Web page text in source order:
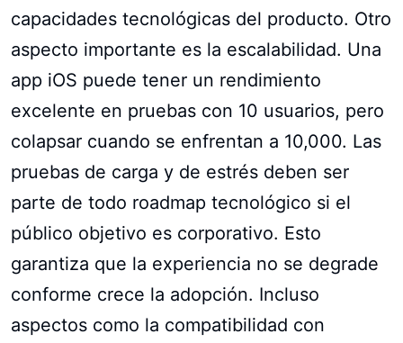
capacidades tecnológicas del producto. Otro
aspecto importante es la escalabilidad. Una
app iOS puede tener un rendimiento
excelente en pruebas con 10 usuarios, pero
colapsar cuando se enfrentan a 10,000. Las
pruebas de carga y de estrés deben ser
parte de todo roadmap tecnológico si el
público objetivo es corporativo. Esto
garantiza que la experiencia no se degrade
conforme crece la adopción. Incluso
aspectos como la compatibilidad con